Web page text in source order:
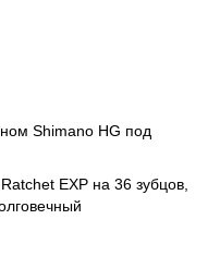
Shimano HG под
EXP на 36 зубцов,